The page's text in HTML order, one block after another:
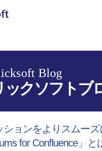
ョンをよりスムーズ
for Confluence」と